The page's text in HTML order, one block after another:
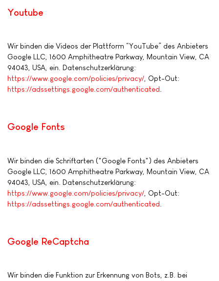
Youtube
Wir binden die Videos der Plattform “YouTube” des Anbieters
Google LLC, 1600 Amphitheatre Parkway, Mountain View, CA
94043, USA, ein. Datenschutzerklärung:
https://www.google.com/policies/privacy/ , Opt-Out:
https://adssettings.google.com/authenticated
Google Fonts
Wir binden die Schriftarten ("Google Fonts") des Anbieters
Google LLC, 1600 Amphitheatre Parkway, Mountain View, CA
94043, USA, ein. Datenschutzerklärung:
https://www.google.com/policies/privacy/ , Opt-Out:
https://adssettings.google.com/authenticated
Google ReCaptcha
Wir binden die Funktion zur Erkennung von Bots, z.B. bei